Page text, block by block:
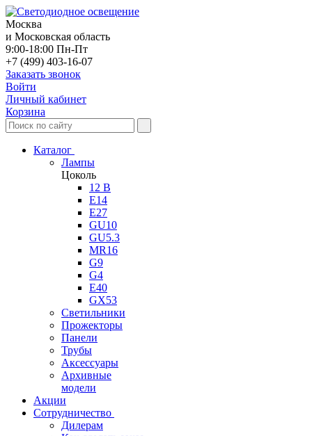
Москва
и Московская область
9:00-18:00 Пн-Пт
+7 (499) 403-16-07
Заказать звонок
Войти
Личный кабинет
Корзина
Каталог
Лампы
Цоколь
12 В
E14
E27
GU10
GU5.3
MR16
G9
G4
E40
GX53
Светильники
Прожекторы
Панели
Трубы
Аксессуары
Архивные
модели
Акции
Сотрудничество
Дилерам